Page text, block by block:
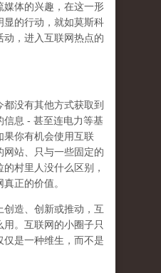
媒体的兴趣，在这一形
显的行动，就如莫斯科
动，进入互联网热点的
没有其他方式获取到
信息 - 甚至连电力等基
果你有机会使用互联
网站、只与一些固定的
村里人没什么区别，
正的价值。
造、创新或推动，互
。互联网的小圈子只
是一种维生，而不是